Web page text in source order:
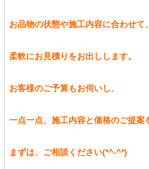
お品物の状態や施工内容に合わせて、
柔軟にお見積りをお出しします。
お客様のご予算もお伺いし、
一点一点、施工内容と価格のご提案
まずは、ご相談ください(*^-^*)